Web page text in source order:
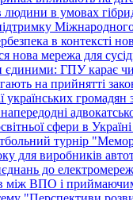
в умовах
в контексті
нова мережа для
єдиними: ГПУ карає
на прийнятті
українських громадян
сфери в
турнір
для виробників
до електромереж
між ВПО і